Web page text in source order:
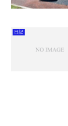
日記